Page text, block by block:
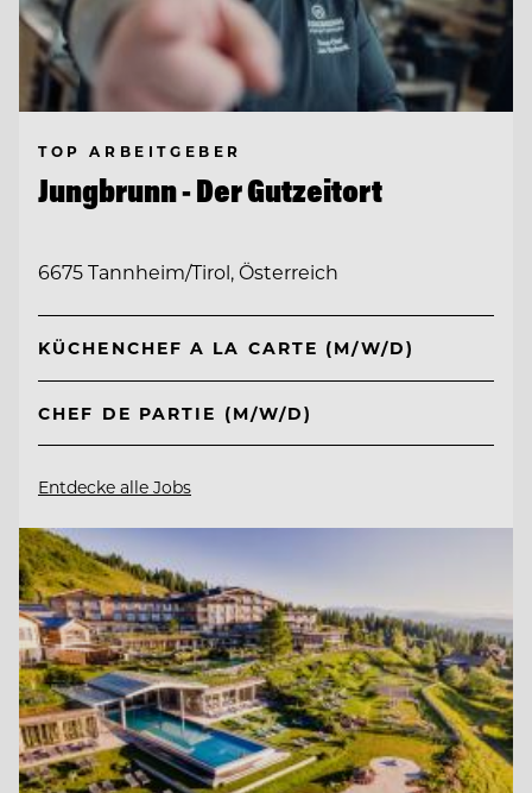
TOP ARBEITGEBER
Jungbrunn - Der Gutzeitort
6675 Tannheim/Tirol, Österreich
KÜCHENCHEF A LA CARTE (M/W/D)
CHEF DE PARTIE (M/W/D)
Entdecke alle Jobs